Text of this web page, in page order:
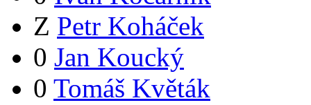
Z Petr Koháček
0 Jan Koucký
0 Tomáš Květák